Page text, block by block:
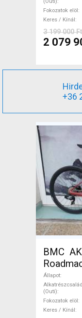
Fokozatok elöl
Keres / Kínál
3 199 000 Ft
2 079
+36
BMC
54)
eTap
Állapot
Alkatrészcsalád
(Outi)
Fokozatok elöl
Keres / Kínál